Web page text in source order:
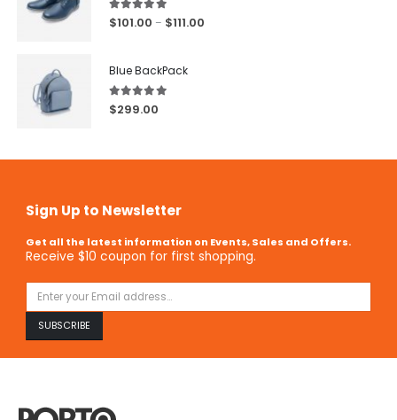
5.00 out of 5
$101.00 – $111.00
Blue BackPack
5.00out of 5
$299.00
Sign Up to Newsletter
Get all the latest information on Events, Sales and Offers.
Receive $10 coupon for first shopping.